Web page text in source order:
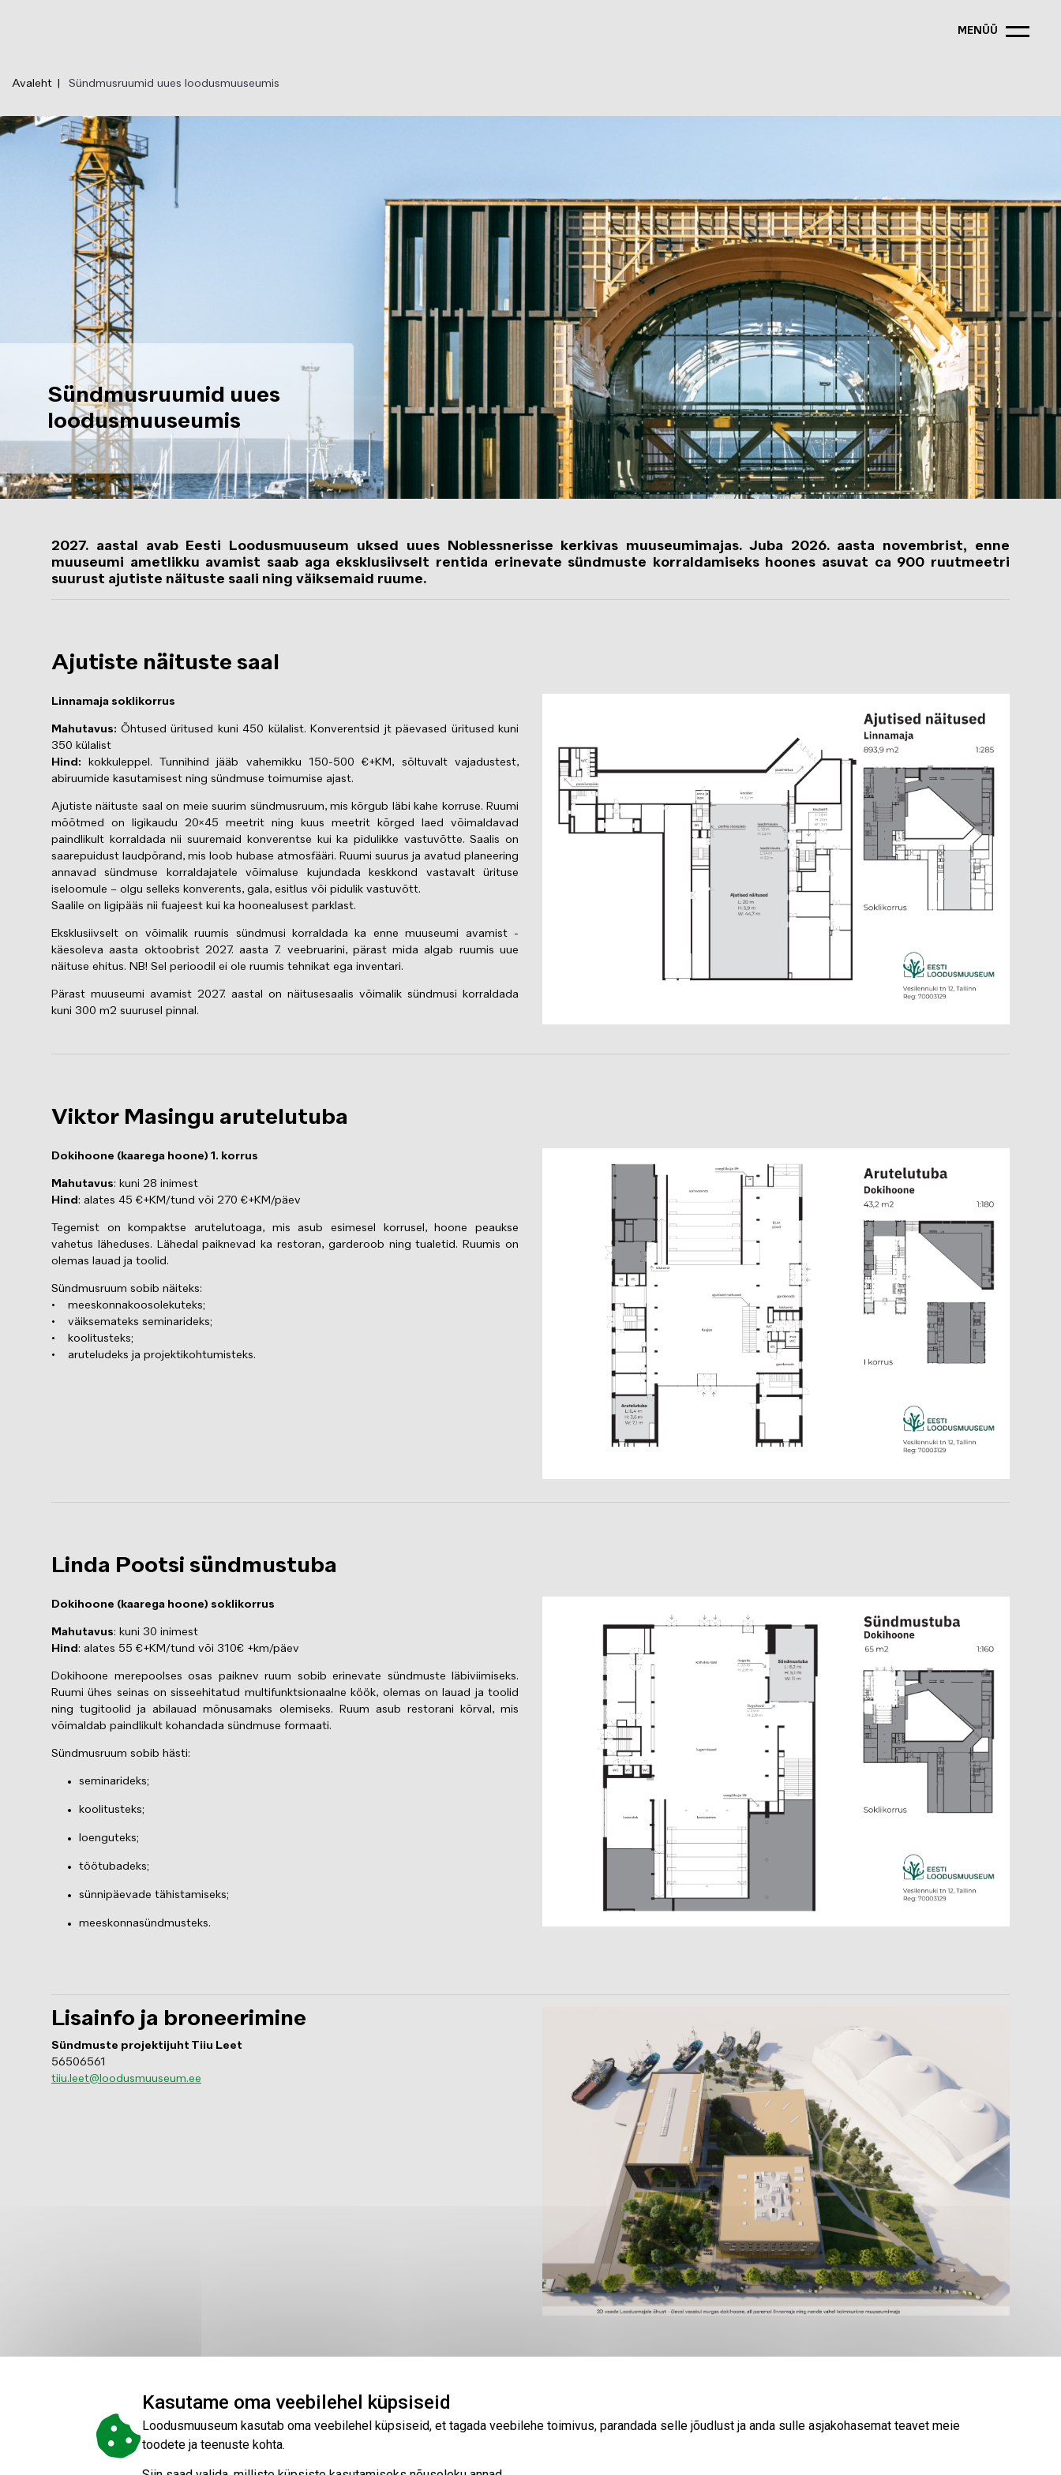
MENÜÜ
Avaleht Sündmusruumid uues loodusmuuseumis
Sündmusruumid uues
loodusmuuseumis
2027. aastal avab Eesti Loodusmuuseum uksed uues Noblessnerisse kerkivas muuseumimajas. Juba 2026. aasta novembrist, enne
muuseumi ametlikku avamist saab aga eksklusiivselt rentida erinevate sündmuste korraldamiseks hoones asuvat ca 900 ruutmeetri
suurust ajutiste näituste saali ning väiksemaid ruume.
Ajutiste näituste saal
Linnamaja soklikorrus
Mahutavus: Õhtused üritused kuni 450 külalist. Konverentsid jt päevased üritused kuni
350 külalist
Hind: kokkuleppel. Tunnihind jääb vahemikku 150-500 €+KM, sõltuvalt vajadustest,
abiruumide kasutamisest ning sündmuse toimumise ajast.
Ajutiste näituste saal on meie suurim sündmusruum, mis kõrgub läbi kahe korruse. Ruumi
mõõtmed on ligikaudu 20×45 meetrit ning kuus meetrit kõrged laed võimaldavad
paindlikult korraldada nii suuremaid konverentse kui ka pidulikke vastuvõtte. Saalis on
saarepuidust laudpõrand, mis loob hubase atmosfääri. Ruumi suurus ja avatud planeering
annavad sündmuse korraldajatele võimaluse kujundada keskkond vastavalt ürituse
iseloomule – olgu selleks konverents, gala, esitlus või pidulik vastuvõtt.
Saalile on ligipääs nii fuajeest kui ka hoonealusest parklast.
Eksklusiivselt on võimalik ruumis sündmusi korraldada ka enne muuseumi avamist -
käesoleva aasta oktoobrist 2027. aasta 7. veebruarini, pärast mida algab ruumis uue
näituse ehitus. NB! Sel perioodil ei ole ruumis tehnikat ega inventari.
Pärast muuseumi avamist 2027. aastal on näitusesaalis võimalik sündmusi korraldada
kuni 300 m2 suurusel pinnal.
Viktor Masingu arutelutuba
Dokihoone (kaarega hoone) 1. korrus
Mahutavus: kuni 28 inimest
Hind : alates 45 €+KM/tund või 270 €+KM/päev
Tegemist on kompaktse arutelutoaga, mis asub esimesel korrusel, hoone peaukse
vahetus läheduses. Lähedal paiknevad ka restoran, garderoob ning tualetid. Ruumis on
olemas lauad ja toolid.
Sündmusruum sobib näiteks:
• meeskonnakoosolekuteks;
• väiksemateks seminarideks;
• koolitusteks;
• aruteludeks ja projektikohtumisteks.
Linda Pootsi sündmustuba
Dokihoone (kaarega hoone) soklikorrus
Mahutavus: kuni 30 inimest
Hind : alates 55 €+KM/tund või 310€ +km/päev
Dokihoone merepoolses osas paiknev ruum sobib erinevate sündmuste läbiviimiseks.
Ruumi ühes seinas on sisseehitatud multifunktsionaalne köök, olemas on lauad ja toolid
ning tugitoolid ja abilauad mõnusamaks olemiseks. Ruum asub restorani kõrval, mis
võimaldab paindlikult kohandada sündmuse formaati.
Sündmusruum sobib hästi:
seminarideks;
koolitusteks;
loenguteks;
töötubadeks;
sünnipäevade tähistamiseks;
meeskonnasündmusteks.
Lisainfo ja broneerimine
Sündmuste projektijuht Tiiu Leet
56506561
tiiu.leet@loodusmuuseum.ee
Kasutame oma veebilehel küpsiseid
Loodusmuuseum kasutab oma veebilehel küpsiseid, et tagada veebilehe toimivus, parandada selle jõudlust ja anda sulle asjakohasemat teavet meie
toodete ja teenuste kohta.